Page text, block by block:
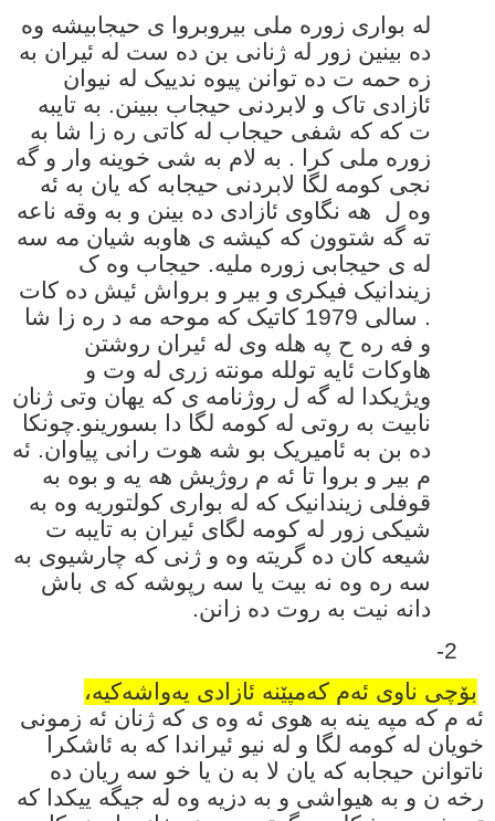
له بواری زوره ملی بیروبروا ی حیجابیشه وه
ده بینین زور له ژنانی بن ده ست له ئیران به
زه حمه ت ده توانن پیوه ندییک له نیوان
ئازادی تاک و لابردنی حیجاب ببینن. به تایبه
ت که که شفی حیجاب له کاتی ره زا شا به
زوره ملی کرا . به لام به شی خوینه وار و گه
نجی کومه لگا لابردنی حیجابه که یان به ئه
وه ل هه نگاوی ئازادی ده بینن و به وقه ناعه
ته گه شتوون که کیشه ی هاوبه شیان مه سه
له ی حیجابی زوره ملیه. حیجاب وه ک
زیندانیک فیکری و بیر و برواش ئیش ده کات
. سالی 1979 کاتیک که موحه مه د ره زا شا
و فه ره ح په هله وی له ئیران روشتن
هاوکات ئایه تولله مونته زری له وت و
ویژیکدا له گه ل روژنامه ی که یهان وتی ژنان
نابیت به روتی له کومه لگا دا بسورینو.چونکا
ده بن به ئامیریک بو شه هوت رانی پیاوان. ئه
م بیر و بروا تا ئه م روژیش هه یه و بوه به
قوفلی زیندانیک که له بواری کولتوریه وه به
شیکی زور له کومه لگای ئیران به تایبه ت
شیعه کان ده گریته وه و ژنی که چارشیوی به
سه ره وه نه بیت یا سه رپوشه که ی باش
دانه نیت به روت ده زانن.
2-
بۆچی ناوی ئەم کەمپێنە ئازادی یەواشەکیە،
ئه م که مپه ینه به هوی ئه وه ی که ژنان ئه زمونی
خویان له کومه لگا و له نیو ئیراندا که به ئاشکرا
ناتوانن حیجابه که یان لا به ن یا خو سه ریان ده
رخه ن و به هیواشی و به دزیه وه له جیگه ییکدا که